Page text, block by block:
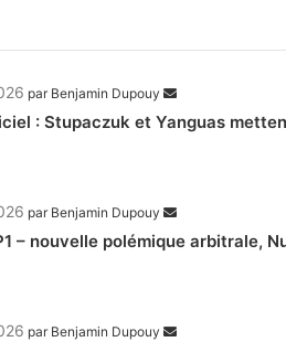
par Benjamin Dupouy
: Stupaczuk et Yanguas
par Benjamin Dupouy
– nouvelle polémique arbitrale,
par Benjamin Dupouy